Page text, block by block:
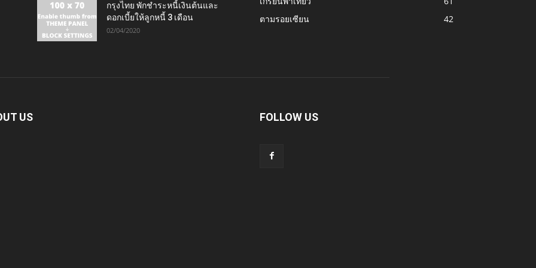
กรุงไทย พักชำระหนี้เงินต้นและ
ดอกเบี้ยให้ลูกหนี้ 3 เดือน
02/04/2020
ตามรอยเซียน
42
US FOLLOW US